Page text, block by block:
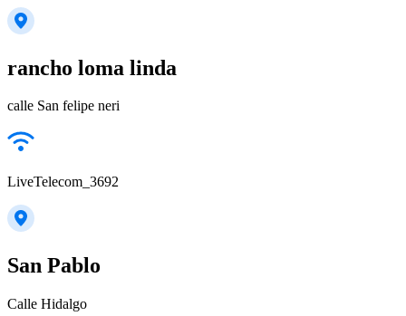
rancho loma linda
calle San felipe neri
LiveTelecom_3692
San Pablo
Calle Hidalgo